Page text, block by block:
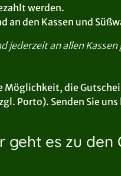
werden.
an den Kassen und
jederzeit an allen
die
Porto). Senden Sie
es zu den